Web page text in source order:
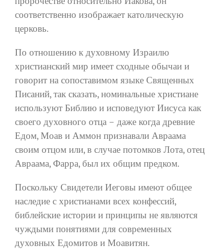
соответственно изображает католическую
церковь.
По отношению к духовному Израилю
христианский мир имеет сходные обычаи и
говорит на сопоставимом языке Священных
Писаний, так сказать, номинальные христиане
используют Библию и исповедуют Иисуса как
своего духовного отца – даже когда древние
Едом, Моав и Аммон признавали Авраама
своим отцом или, в случае потомков Лота, отец
Авраама, Фарра, был их общим предком.
Поскольку Свидетели Иеговы имеют общее
наследие с христианами всех конфессий,
библейские истории и принципы не являются
чуждыми понятиями для современных
духовных Едомитов и Моавитян.